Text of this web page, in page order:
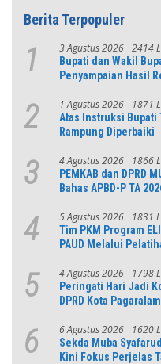
Berita Terpopuler
1 3 Agustus 2026 2414
Bupati dan Wakil
Penyampaian Hasil
2 1 Agustus 2026 1871
Atas Instruksi Bupati
Rampung Diperbaiki
3 4 Agustus 2026 1866
PEMKAB dan DPRD
Bahas APBD-P TA
4 5 Agustus 2026 1831
Tim PKM Program
PAUD Melalui
5 4 Agustus 2026 1798
Peringati Hari Jadi
DPRD Kota
6 6 Agustus 2026 1620
Sekda Muba
Kini Fokus Perjelas